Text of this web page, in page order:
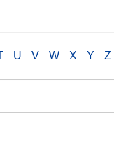
U V W X Y Z